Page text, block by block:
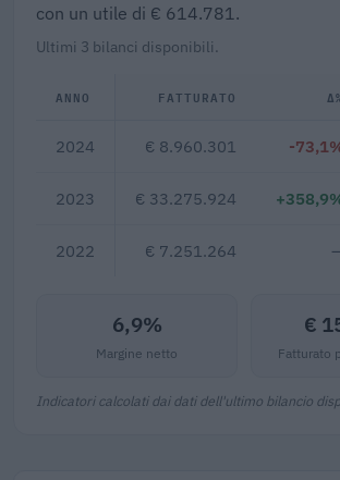
con un utile di € 614.781.
Ultimi 3 bilanci disponibili.
ANNO FATTURATO
2024 € 8.960.301 -
2023 € 33.275.924
2022 € 7.251.264
6,9%
Margine netto
€
Fatturato
Indicatori calcolati dai dati dell'ultimo bilancio